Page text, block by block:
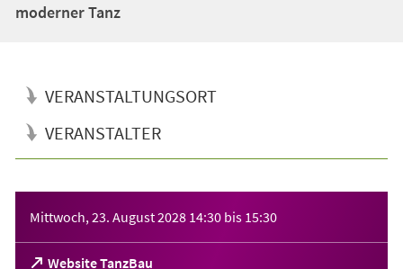
moderner Tanz
VERANSTALTUNGSORT
VERANSTALTER
Mittwoch, 23. August 2028 14:30 bis 15:30
Website TanzBau
(Öffnet